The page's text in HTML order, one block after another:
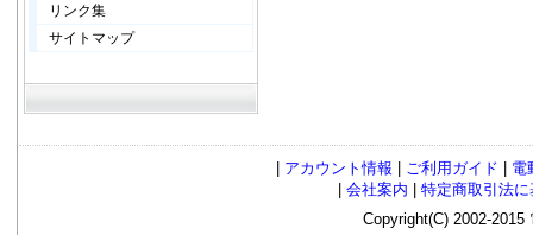
リンク集
サイトマップ
アカウント情報 ご利用ガイド
電
会社案内
特定商取引法
Copyright(C) 2002-